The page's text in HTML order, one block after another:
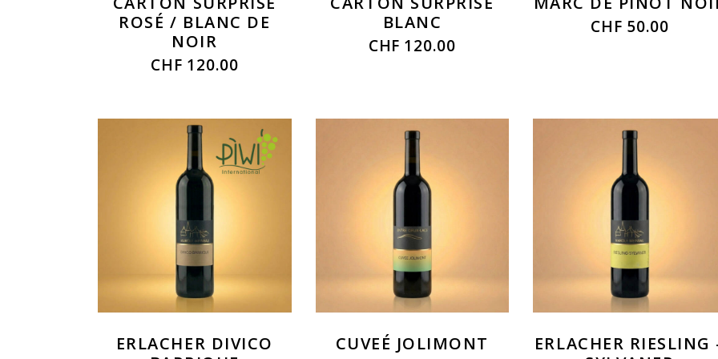
ROSÉ / BLANC DE
NOIR
CHF 120.00
BLANC
CHF 120.00
CHF 50.00
ERLACHER DIVICO
CUVEÉ JOLIMONT
ERLACHER RIESLING